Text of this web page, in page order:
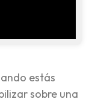
estás
sobre una